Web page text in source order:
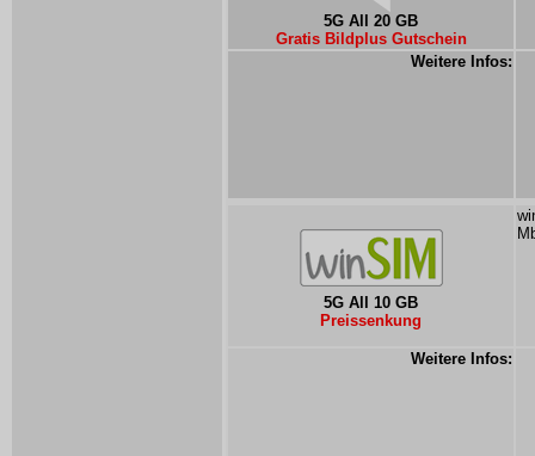
5G All 20 GB
Gratis Bildplus Gutschein
Weitere Infos:
5G All 10 GB
Preissenkung
Weitere Infos: